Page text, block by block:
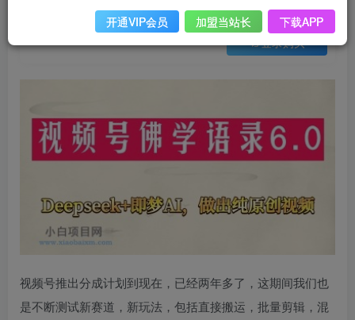
年VIP免费 终身VIP会员免费
登录购买
视频号推出分成计划到现在，已经两年多了，这期间我们也
是不断测试新赛道，新玩法，包括直接搬运，批量剪辑，混
开通VIP会员 加盟当站长 下载APP